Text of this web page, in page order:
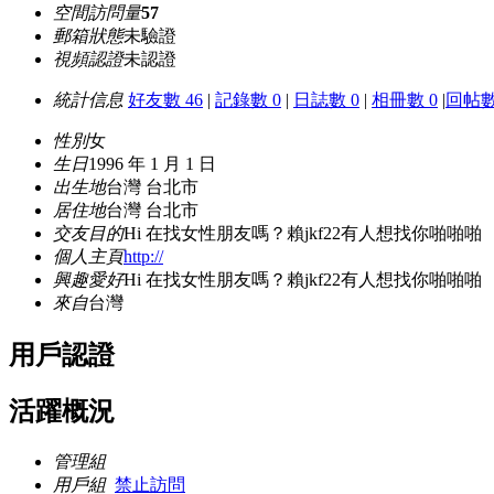
空間訪問量57
郵箱狀態未驗證
視頻認證未認證
統計信息 好友數 46 | 記錄數 0 | 日誌數 0 | 相冊數 0 |回帖
性別女
生日1996 年 1 月 1 日
出生地台灣 台北市
居住地台灣 台北市
交友目的Hi 在找女性朋友嗎？賴jkf22有人想找你啪啪啪
個人主頁http://
興趣愛好Hi 在找女性朋友嗎？賴jkf22有人想找你啪啪啪
來自台灣
用戶認證
活躍概況
管理組
用戶組 禁止訪問